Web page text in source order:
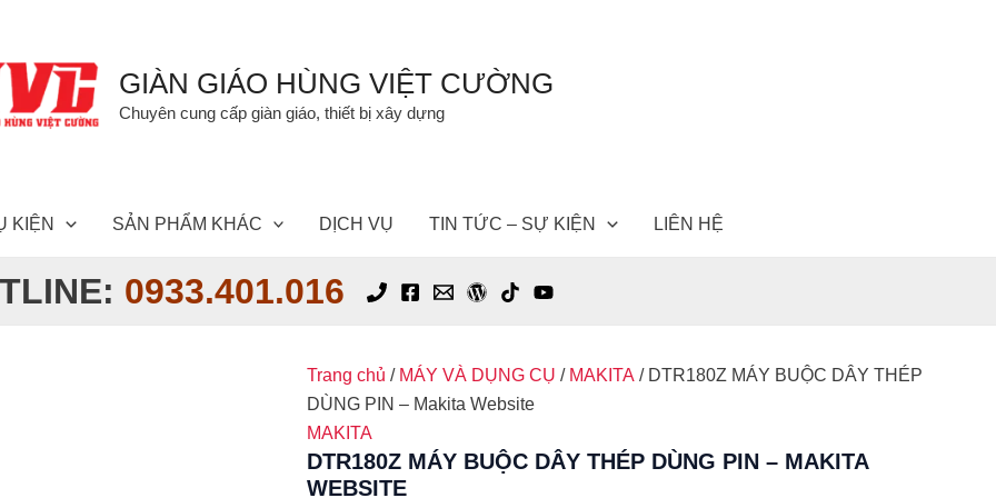
GIÀN GIÁO HÙNG VIỆT CƯỜNG
Chuyên cung cấp giàn giáo, thiết bị xây dựng
KIỆN SẢN PHẨM KHÁC DỊCH VỤ TIN TỨC – SỰ KIỆN LIÊN HỆ
0933.401.016
Trang chủ / MÁY VÀ DỤNG CỤ / MAKITA / DTR180Z MÁY BUỘC DÂY THÉP
DÙNG PIN – Makita Website
MAKITA
DTR180Z MÁY BUỘC DÂY THÉP DÙNG PIN – MAKITA
WEBSITE